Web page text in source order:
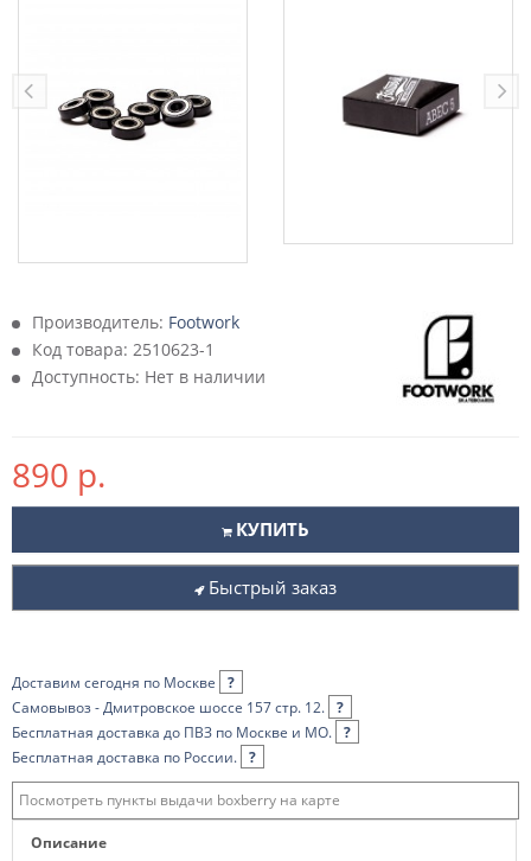
Производитель: Footwork
Код товара: 2510623-1
Доступность: Нет в наличии
890 р.
КУПИТЬ
Быстрый заказ
Доставим сегодня по Москве
?
Самовывоз - Дмитровское шоссе 157 стр. 12. ?
Бесплатная доставка до ПВЗ по Москве и МО. ?
Бесплатная доставка по России. ?
Посмотреть пункты выдачи boxberry на карте
Описание